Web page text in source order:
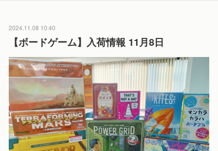
2024.11.08 10:40
【ボードゲーム】入荷情報 11月8日